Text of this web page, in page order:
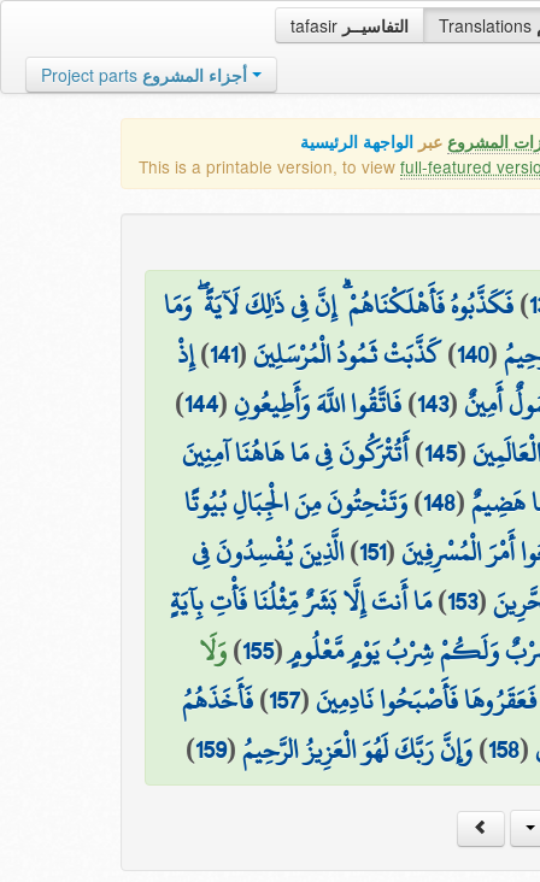
tafasir التفاسيــر Translations
Project parts أجزاء المشروع
المشروع عبر الواجهة الرئيسية
This is a printable version, to view full-featured
)فَكَذَّبُوهُ فَأَهْلَكْنَاهُمْ ۗ إِنَّ فِي ذَٰلِكَ لَآيَةً ۖ وَمَا
(
140
)كَذَّبَتْ ثَمُودُ الْمُرْسَلِينَ(
141
)إِذْ
أَمِينٌ(
143
)فَاتَّقُوا اللَّهَ وَأَطِيعُونِ(
144
)
(
145
)أَتُتْرَكُونَ فِي مَا هَاهُنَا آمِنِينَ
هَضِيمٌ(
148
)وَتَنْحِتُونَ مِنَ الْجِبَالِ بُيُوتًا
أَمْرَ الْمُسْرِفِينَ(
151
)الَّذِينَ يُفْسِدُونَ فِي
(
153
)مَا أَنتَ إِلَّا بَشَرٌ مِّثْلُنَا فَأْتِ بِآيَةٍ
شِرْبٌ وَلَكُمْ شِرْبُ يَوْمٍ مَّعْلُومٍ(
155
)وَلَا
فَعَقَرُوهَا فَأَصْبَحُوا نَادِمِينَ(
157
)فَأَخَذَهُمُ
(
158
)وَإِنَّ رَبَّكَ لَهُوَ الْعَزِيزُ الرَّحِيمُ(
159
)